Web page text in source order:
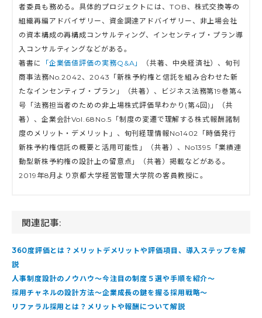
者委員も務める。具体的プロジェクトには、TOB、株式交換等の
組織再編アドバイザリー、資金調達アドバイザリー、非上場会社
の資本構成の再構成コンサルティング、インセンティブ・プラン導
入コンサルティングなどがある。
著書に
「企業価値評価の実務Q&A」
（共著、中央経済社）、旬刊
商事法務No.2042、2043「新株予約権と信託を組み合わせた新
たなインセンティブ・プラン」（共著）、ビジネス法務第19巻第4
号「法務担当者のための非上場株式評価早わかり(第4回)」（共
著）、企業会計Vol.68No.5「制度の変遷で理解する株式報酬諸制
度のメリット・デメリット」、旬刊経理情報No1402「時価発行
新株予約権信託の概要と活用可能性」（共著）、No1395「業績連
動型新株予約権の設計上の留意点」（共著）掲載などがある。
2019年8月より京都大学経営管理大学院の客員教授に。
関連記事:
360度評価とは？メリットデメリットや評価項目、導入ステップを解
説
人事制度設計のノウハウ～今注目の制度５選や手順を紹介～
採用チャネルの設計方法～企業成長の鍵を握る採用戦略～
リファラル採用とは？メリットや報酬について解説